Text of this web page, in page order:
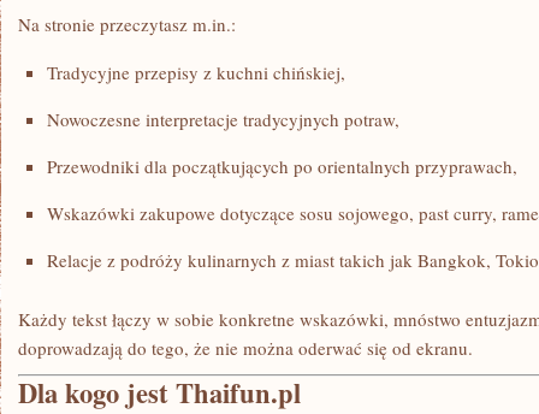
Na stronie przeczytasz m.in.:
Tradycyjne przepisy z kuchni chińskiej,
Nowoczesne interpretacje tradycyjnych potraw,
Przewodniki dla początkujących po orientalnych przyprawach,
Wskazówki zakupowe dotyczące sosu sojowego, past curry,
Relacje z podróży kulinarnych z miast takich jak Bangkok,
Każdy tekst łączy w sobie konkretne wskazówki, mnóstwo
doprowadzają do tego, że nie można oderwać się od ekranu.
Dla kogo jest Thaifun.pl